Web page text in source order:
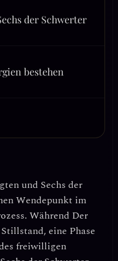
der Schwerter
bestehen
und Sechs der
Wendepunkt im
Während Der
eine Phase
freiwilligen